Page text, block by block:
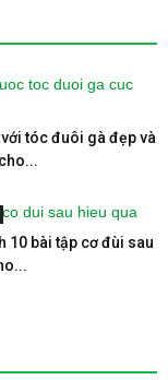
tóc đuôi gà đẹp và
10 bài tập cơ đùi sau